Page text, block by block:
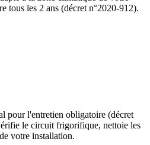
tous les 2 ans (décret n°2020-912).
pour l'entretien obligatoire (décret
le circuit frigorifique, nettoie les
votre installation.